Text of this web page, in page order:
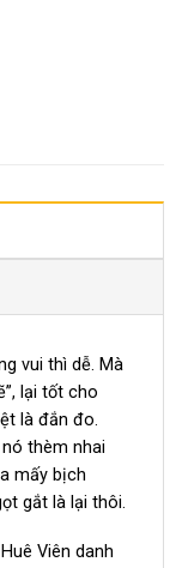
vui thì dễ. Mà
lại tốt cho
là đắn đo.
thèm nhai
mấy bịch
gắt là lại thôi.
Viên danh